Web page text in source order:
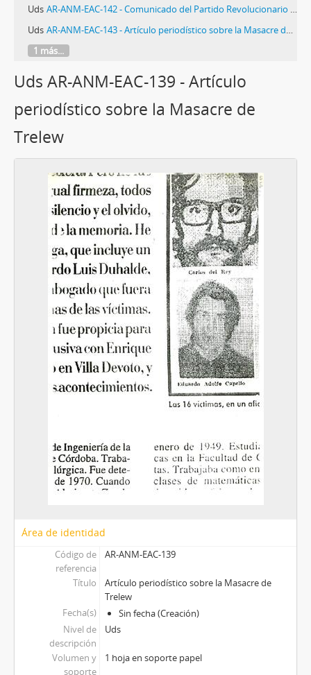
Uds AR-ANM-EAC-142 - Comunicado del Partido Revolucionario de los Trabajadores
Uds AR-ANM-EAC-143 - Artículo periodístico sobre la Masacre de Trelew
1 más...
Uds AR-ANM-EAC-139 - Artículo
periodístico sobre la Masacre de
Trelew
Área de identidad
Código de
referencia
AR-ANM-EAC-139
Título
Artículo periodístico sobre la Masacre de
Trelew
Fecha(s)
Sin fecha (Creación)
Nivel de
descripción
Uds
Volumen y
soporte
1 hoja en soporte papel